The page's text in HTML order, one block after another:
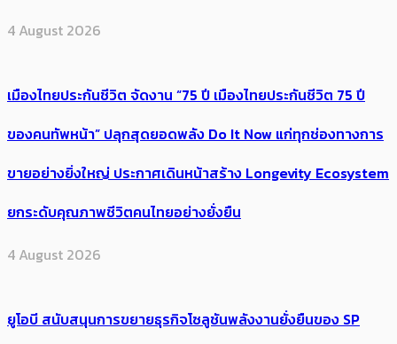
4 August 2026
เมืองไทยประกันชีวิต จัดงาน “75 ปี เมืองไทยประกันชีวิต 75 ปี
ของคนทัพหน้า” ปลุกสุดยอดพลัง Do It Now แก่ทุกช่องทางการ
ขายอย่างยิ่งใหญ่ ประกาศเดินหน้าสร้าง Longevity Ecosystem
ยกระดับคุณภาพชีวิตคนไทยอย่างยั่งยืน
4 August 2026
ยูโอบี สนับสนุนการขยายธุรกิจโซลูชันพลังงานยั่งยืนของ SP